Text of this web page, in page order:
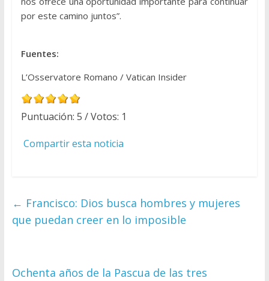
por este camino juntos”.
Fuentes:
L’Osservatore Romano / Vatican Insider
Puntuación: 5 / Votos: 1
Compartir esta noticia
← Francisco: Dios busca hombres y mujeres
que puedan creer en lo imposible
Ochenta años de la Pascua de las tres